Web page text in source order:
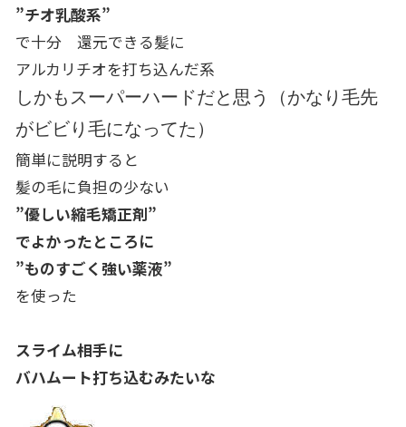
”チオ乳酸系”
で十分 還元できる髪に
アルカリチオを打ち込んだ系
しかもスーパーハードだと思う（かなり毛先
がビビり毛になってた）
簡単に説明すると
髪の毛に負担の少ない
”優しい縮毛矯正剤”
でよかったところに
”ものすごく強い薬液”
を使った
スライム相手に
バハムート打ち込むみたいな